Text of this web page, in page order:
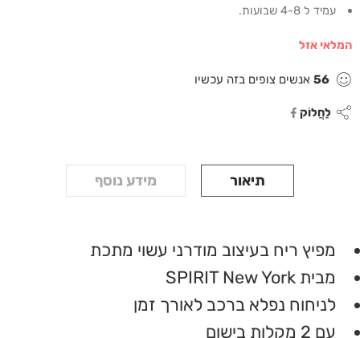
עמיד ל 4-8 שבועות.
המלאי אזל
56 אנשים צופים בזה עכשיו
לַחֲלוֹק
תיאור מידע נוסף
מפיץ ריח בעיצוב מודרני עשוי מתכת
מבית SPIRIT New York
לניחוח נפלא ברכב לאורך זמן
עם 2 מקלות בישום